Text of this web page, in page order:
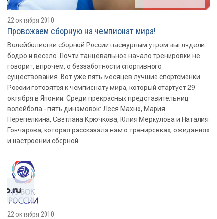
22 октября 2010
Провожаем сборную на чемпионат мира!
Волейболистки сборной России пасмурным утром выглядели
бодро и весело. Почти танцевальное начало тренировки не
говорит, впрочем, о беззаботности спортивного
существования. Вот уже пять месяцев лучшие спортсменки
России готовятся к чемпионату мира, который стартует 29
октября в Японии. Среди прекрасных представительниц
волейбола - пять динамовок: Леся Махно, Мария
Перепёлкина, Светлана Крючкова, Юлия Меркулова и Наталия
Гончарова, которая рассказала нам о тренировках, ожиданиях
и настроении сборной.
22 октября 2010